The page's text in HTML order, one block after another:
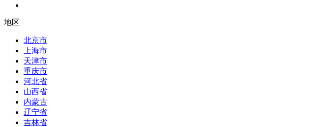
地区
北京市
上海市
天津市
重庆市
河北省
山西省
内蒙古
辽宁省
吉林省